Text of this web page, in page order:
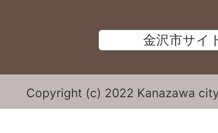
金沢市サイ
Copyright (c) 2022 Kanazawa